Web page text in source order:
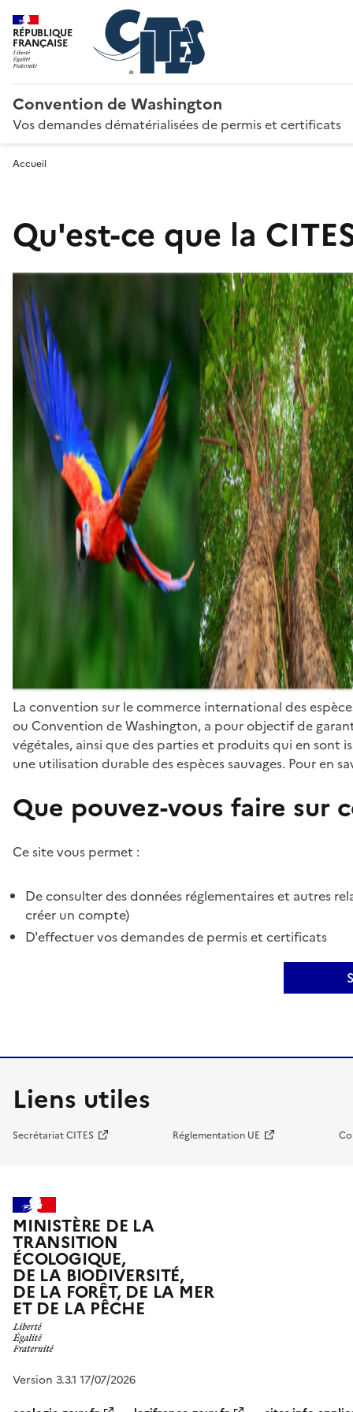
RÉPUBLIQUE
FRANÇAISE
Convention de Washington
Vos demandes dématérialisées de permis et certificats
Accueil
Qu'est-ce que la
La convention sur le commerce international des
ou Convention de Washington, a pour objectif de
végétales, ainsi que des parties et produits qui en sont
une utilisation durable des espèces sauvages. Pour en
Que pouvez-vous faire sur
Ce site vous permet :
De consulter des données réglementaires et autres
créer un compte)
D'effectuer vos demandes de permis et certificats
Liens utiles
Secrétariat CITES Réglementation UE
MINISTÈRE DE LA
TRANSITION
ÉCOLOGIQUE,
DE LA BIODIVERSITÉ,
DE LA FORÊT, DE LA MER
ET DE LA PÊCHE
Version 3.3.1 17/07/2026